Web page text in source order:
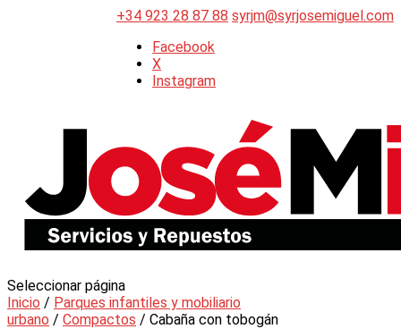
+34 923 28 87 88 syrjm@syrjosemiguel.com
Facebook
X
Instagram
Seleccionar página
Inicio / Parques infantiles y mobiliario
urbano / Compactos / Cabaña con tobogán